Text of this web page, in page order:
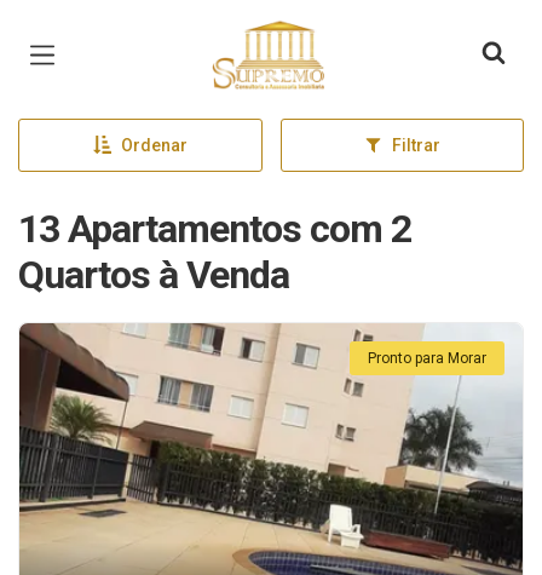
Página inicial
Ordenar Filtrar
13 Apartamentos com 2
Quartos à Venda
Pronto para Morar